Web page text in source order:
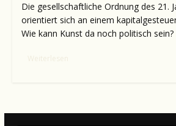
Die gesellschaftliche Ordnung des 21.
orientiert sich an einem
Wie kann Kunst da noch politisch sein?
Weiterlesen